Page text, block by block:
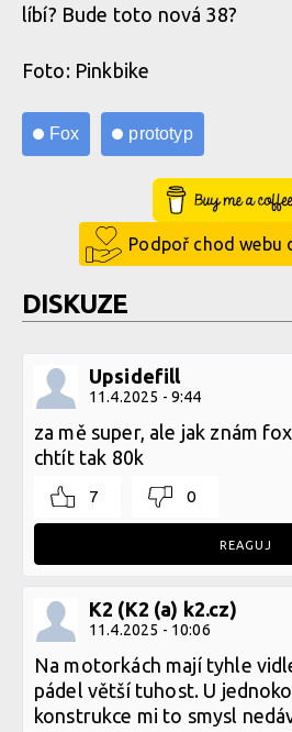
líbí? Bude toto nová 38?
Foto: Pinkbike
Fox prototyp
Buy Me a
Podpoř chod webu
DISKUZE
Upsidefill
11.4.2025 - 9:44
za mě super, ale jak znám
chtít tak 80k
7 0
REAGUJ
K2 (K2 (a) k2.cz)
11.4.2025 - 10:06
Na motorkách mají tyhle
pádel větší tuhost. U
konstrukce mi to smysl